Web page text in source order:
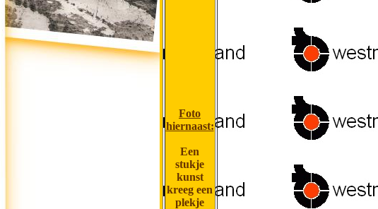
Foto
hiernaast:
Een
stukje
kunst
kreeg een
plekje